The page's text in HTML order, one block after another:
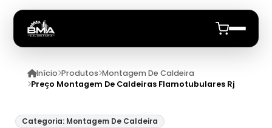
Início
Início Produtos Montagem De Caldeira
Preço Montagem De Caldeiras Flamotubulares Rj
Categoria: Montagem De Caldeira